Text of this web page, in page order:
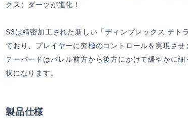
クス）ダーツが進化！
S3は精密加工された新しい「ディンプレックス テト
ており、プレイヤーに究極のコントロールを実現させ
テーパードはバレル前方から後方にかけて緩やかに
状になります。
製品仕様